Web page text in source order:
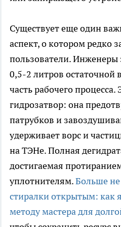
Существует еще один
аспект, о котором редко
пользователи.
0,5-2 литров остаточной
часть рабочего процесса.
гидрозатвор: она
патрубков и
удерживает ворс и
на ТЭНе. Полная
достигаемая
уплотнителям.Больше
стиралки открытым: как
методу мастера для